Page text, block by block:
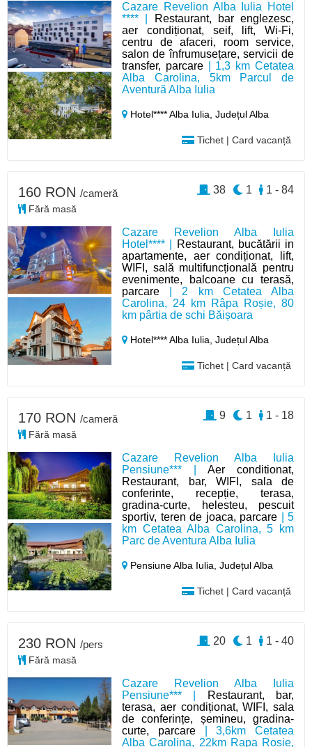
Cazare Revelion Alba Iulia Hotel
**** |
Restaurant, bar englezesc,
aer condiționat, seif, lift, Wi-Fi,
centru de afaceri, room service,
salon de înfrumusețare, servicii de
transfer, parcare| 1,3 km Cetatea
Alba Carolina, 5km Parcul de
Aventură Alba Iulia
Hotel**** Alba Iulia,Județul Alba
Tichet | Card vacanță
Cazare Revelion Alba Iulia
Hotel**** |
Restaurant, bucătării in
apartamente, aer condiționat, lift,
WIFI, sală multifuncțională pentru
evenimente, balcoane cu terasă,
parcare | 2 km Cetatea Alba
Carolina, 24 km Râpa Roșie, 80
km pârtia de schi Băișoara
Hotel**** Alba Iulia,Județul Alba
Tichet | Card vacanță
160 RON /cameră
Fără masă
1 - 84
1
38
Cazare Revelion Alba Iulia
Pensiune*** |Aer conditionat,
Restaurant, bar, WIFI, sala de
conferinte, recepție, terasa,
gradina-curte, helesteu, pescuit
sportiv, teren de joaca, parcare | 5
km Cetatea Alba Carolina, 5 km
Parc de Aventura Alba Iulia
Pensiune Alba Iulia,Județul Alba
Tichet | Card vacanță
170 RON /cameră
Fără masă
1 - 18
1
9
Cazare Revelion Alba Iulia
Pensiune*** |
Restaurant, bar,
terasa, aer condiționat, WIFI, sala
de conferințe, șemineu, gradina-
curte, parcare| 3,6km Cetatea
Alba Carolina, 22km Rapa Rosie,
230 RON /pers
Fără masă
1 - 40
1
20